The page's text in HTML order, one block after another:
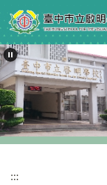
跳
到
主
要
內
容
區
:::